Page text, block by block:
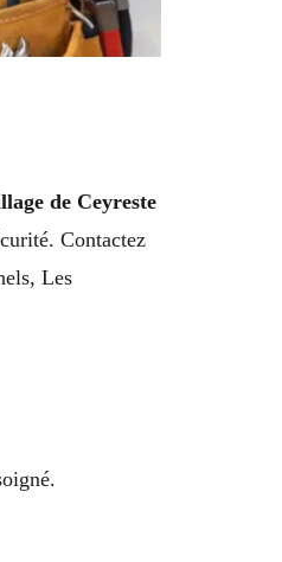
de Ceyreste
Contactez
Les